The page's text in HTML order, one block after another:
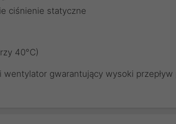
ciśnienie statyczne
40°C)
gwarantujący wysoki